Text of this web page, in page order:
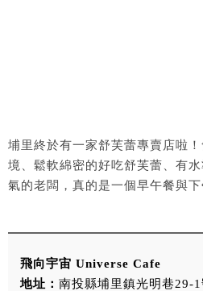
埔里終於有一家舒芙蕾專賣店啦
境、鬆軟綿密的好吃舒芙蕾、有
氣的老闆，真的是一個早午餐與下
飛向宇宙 Universe Cafe
地址： 南投縣埔里鎮光明巷29-1